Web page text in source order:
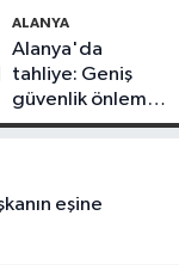
ALANYA
Alanya'da
tahliye: Geniş
güvenlik önlemi
alındı
eşine